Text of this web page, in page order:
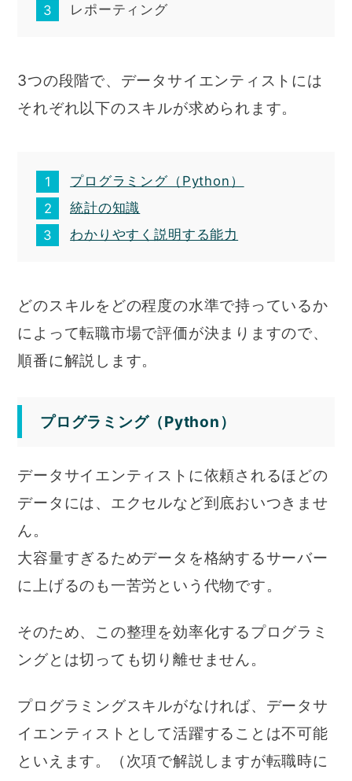
レポーティング
3つの段階で、データサイエンティストには
それぞれ以下のスキルが求められます。
プログラミング（Python）
統計の知識
わかりやすく説明する能力
どのスキルをどの程度の水準で持っているか
によって転職市場で評価が決まりますので、
順番に解説します。
プログラミング（Python）
データサイエンティストに依頼されるほどの
データには、エクセルなど到底おいつきませ
ん。
大容量すぎるためデータを格納するサーバー
に上げるのも一苦労という代物です。
そのため、この整理を効率化するプログラミ
ングとは切っても切り離せません。
プログラミングスキルがなければ、データサ
イエンティストとして活躍することは不可能
といえます。（次項で解説しますが転職時に